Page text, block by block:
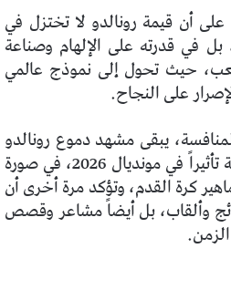
أن قيمة رونالدو لا تختزل في
في قدرته على الإلهام وصناعة
حيث تحول إلى نموذج عالمي
على النجاح.
يبقى مشهد دموع رونالدو
من أكثر اللحظات الإنسانية تأثيراً في مونديال 2026، في صورة
كرة القدم، وتؤكد مرة أخرى أن
وألقاب، بل أيضاً مشاعر وقصص